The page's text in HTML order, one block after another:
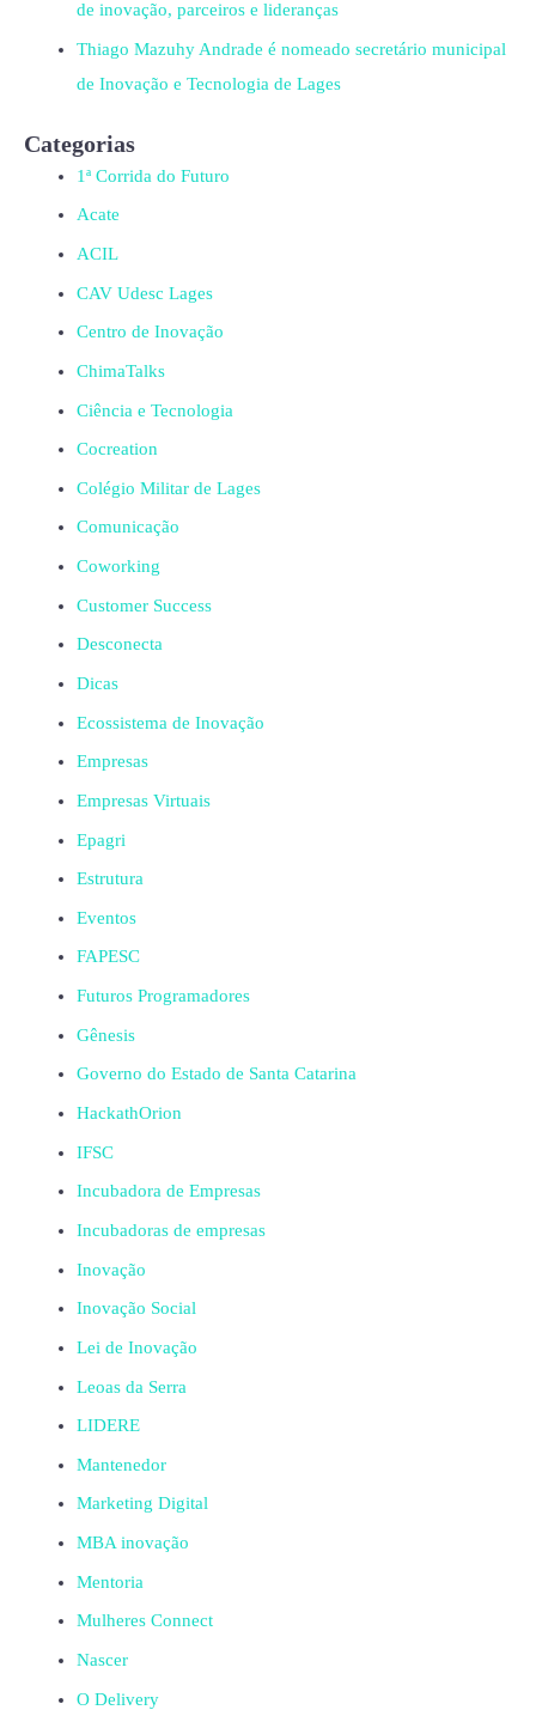
de inovação, parceiros e lideranças
Thiago Mazuhy Andrade é nomeado secretário municipal
de Inovação e Tecnologia de Lages
Categorias
1ª Corrida do Futuro
Acate
ACIL
CAV Udesc Lages
Centro de Inovação
ChimaTalks
Ciência e Tecnologia
Cocreation
Colégio Militar de Lages
Comunicação
Coworking
Customer Success
Desconecta
Dicas
Ecossistema de Inovação
Empresas
Empresas Virtuais
Epagri
Estrutura
Eventos
FAPESC
Futuros Programadores
Gênesis
Governo do Estado de Santa Catarina
HackathOrion
IFSC
Incubadora de Empresas
Incubadoras de empresas
Inovação
Inovação Social
Lei de Inovação
Leoas da Serra
LIDERE
Mantenedor
Marketing Digital
MBA inovação
Mentoria
Mulheres Connect
Nascer
O Delivery